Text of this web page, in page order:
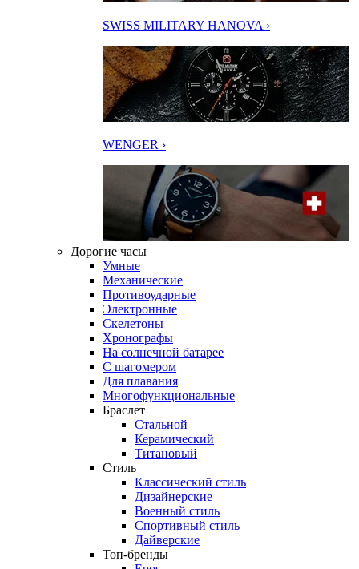
SWISS MILITARY HANOVA ›
WENGER ›
Дорогие часы
Умные
Механические
Противоударные
Электронные
Скелетоны
Хронографы
На солнечной батарее
С шагомером
Для плавания
Многофункциональные
Браслет
Стальной
Керамический
Титановый
Стиль
Классический стиль
Дизайнерские
Военный стиль
Спортивный стиль
Дайверские
Топ-бренды